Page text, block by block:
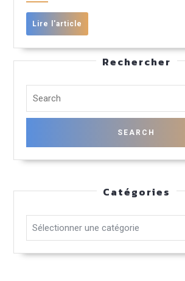
gaz
ou
Fioul
Lire l'article
l'article
Rechercher
for:
Catégories